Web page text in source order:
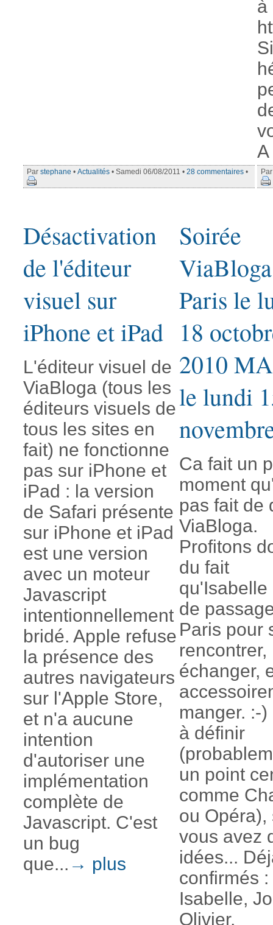
à
A
Par stephane • Actualités • Samedi 06/08/2011 • 28 commentaires •
Désactivation
de l'éditeur
visuel sur
iPhone et iPad
L'éditeur visuel de
ViaBloga (tous les
éditeurs visuels de
tous les sites en
fait) ne fonctionne
pas sur iPhone et
iPad : la version
de Safari présente
sur iPhone et iPad
est une version
avec un moteur
Javascript
intentionnellement
bridé. Apple refuse
la présence des
autres navigateurs
sur l'Apple Store,
et n'a aucune
intention
d'autoriser une
implémentation
complète de
Javascript. C'est
un bug
que... → plus
Soirée
Paris le
18
2010
le lundi
Ca fait un
moment
pas fait de
ViaBloga.
Profitons
du fait
qu'Isabelle
de
Paris pour
rencontrer,
échanger,
manger. :-
à définir
un point
comme
ou Opéra),
vous avez
idées...
confirmés :
Isabelle,
Olivier,